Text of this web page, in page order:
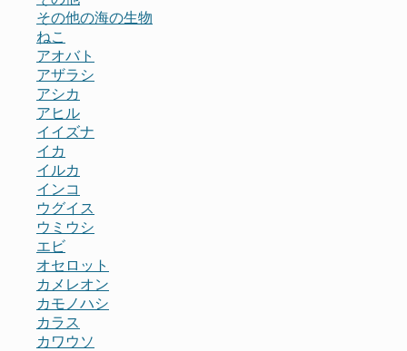
その他の海の生物
ねこ
アオバト
アザラシ
アシカ
アヒル
イイズナ
イカ
イルカ
インコ
ウグイス
ウミウシ
エビ
オセロット
カメレオン
カモノハシ
カラス
カワウソ